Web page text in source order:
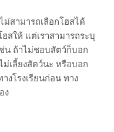
ม่สามารถเลือกโฮสได้
สให้ แต่เราสามารถระบุ
น ถ้าไม่ชอบสัตว์ก็บอก
ม่เลี้ยงสัตว์นะ หรือบอก
งโรงเรียนก่อน ทาง
ง